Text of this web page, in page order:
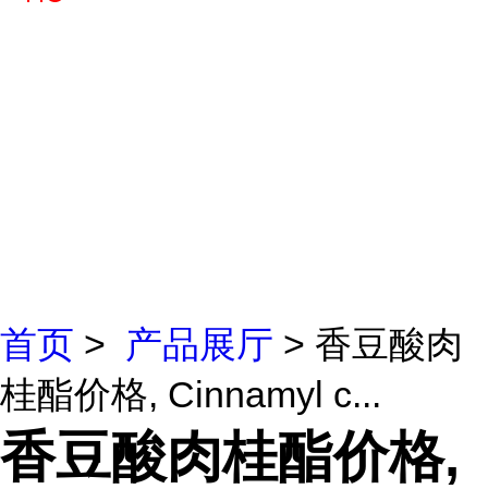
首页 > 产品展厅 > 香豆酸肉
桂酯价格, Cinnamyl c...
香豆酸肉桂酯价格,